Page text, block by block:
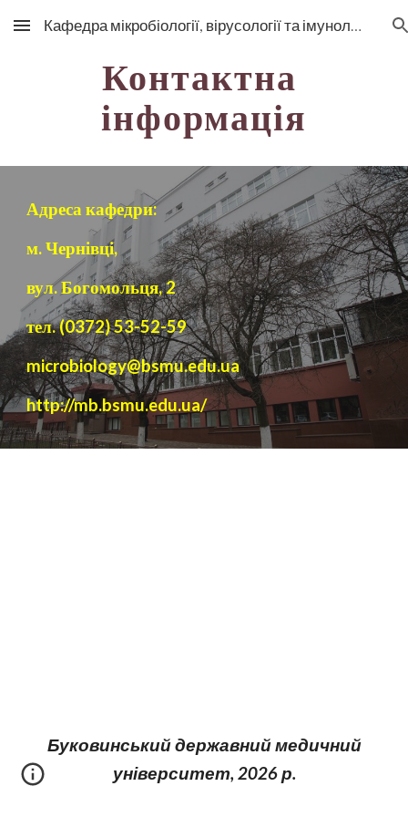
Skip to main content Skip to navigation
Кафедра мікробіології, вірусології та імунології
Контактна
інформація
Адреса кафедри:
м. Чернівці,
вул. Богомольця, 2
тел. (0372) 53-52-59
microbiology@bsmu.edu.ua
http://mb.bsmu.edu.ua/
Буковинський державний медичний
університет, 2026 р.